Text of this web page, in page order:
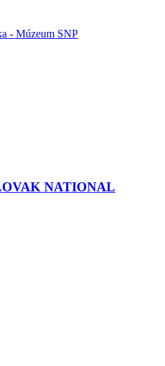
NATIONAL